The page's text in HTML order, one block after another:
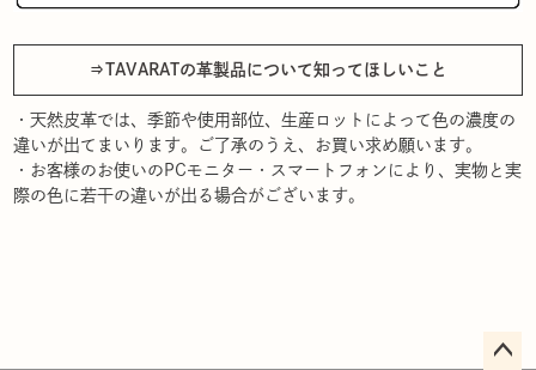
⇒TAVARATの革製品について知ってほしいこと
・天然皮革では、季節や使用部位、生産ロットによって色の濃度の
違いが出てまいります。ご了承のうえ、お買い求め願います。
・お客様のお使いのPCモニター・スマートフォンにより、実物と実
際の色に若干の違いが出る場合がございます。